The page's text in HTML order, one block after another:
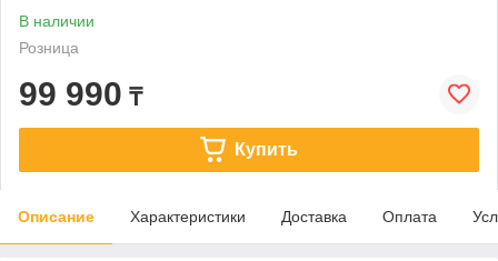
В наличии
Розница
99 990 ₸
Купить
Описание Характеристики Доставка Оплата